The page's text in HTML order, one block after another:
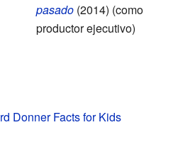
pasado (2014) (como
productor ejecutivo)
Donner Facts for Kids